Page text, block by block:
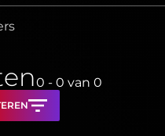
0 - 0 van 0